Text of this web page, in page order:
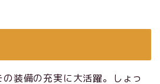
装備の充実に大活躍。しょっ